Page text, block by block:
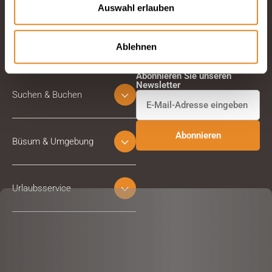
Auswahl erlauben
Ablehnen
Suchen & Buchen
Büsum & Umgebung
Urlaubsservice
Abonnieren Sie unseren
Newsletter